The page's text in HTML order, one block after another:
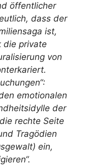
öffentlicher
dass der
ist,
die private
von
emotionalen
der
rechte Seite
Tragödien
ein,